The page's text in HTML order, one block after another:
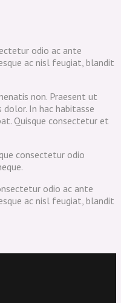
odio ac ante
ac nisl feugiat, blandit
non. Praesent ut
In hac habitasse
Quisque consectetur et
consectetur odio
odio ac ante
ac nisl feugiat, blandit